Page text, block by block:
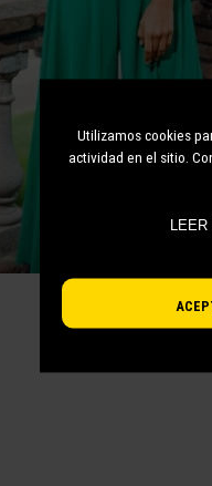
Utilizamos cookies
actividad en el sitio.